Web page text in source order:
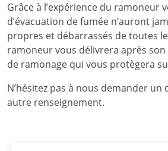
Grâce à l’expérience du ramoneur
d’évacuation de fumée n’auront
propres et débarrassés de toutes
ramoneur vous délivrera après
de ramonage qui vous protègera
N’hésitez pas à nous demander
autre renseignement.